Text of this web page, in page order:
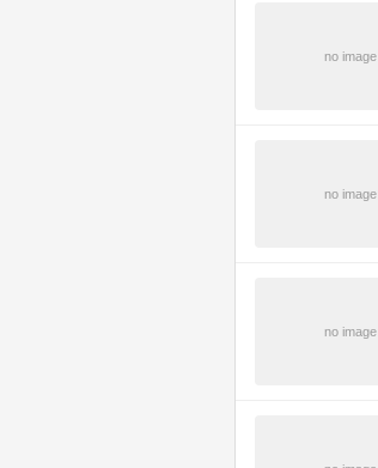
no image
no image
no image